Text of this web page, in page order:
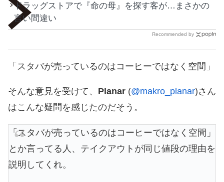
ドラッグストアで『命の母』を探す客が…まさかの
言い間違い
Recommended by
「スタバが売っているのはコーヒーではなく空間」
そんな意見を受けて、 Planar (@makro_planar)さん
はこんな疑問を感じたのだそう。
「スタバが売っているのはコーヒーではなく空間」
とか言ってる人、テイクアウトが同じ値段の理由を
説明してくれ。